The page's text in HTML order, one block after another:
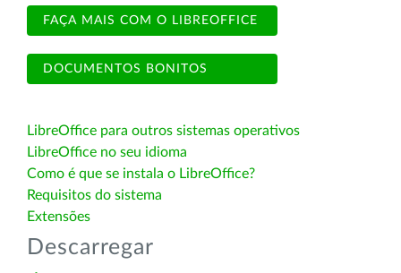
FAÇA MAIS COM O LIBREOFFICE
DOCUMENTOS BONITOS
LibreOffice para outros sistemas operativos
LibreOffice no seu idioma
Como é que se instala o LibreOffice?
Requisitos do sistema
Extensões
Descarregar